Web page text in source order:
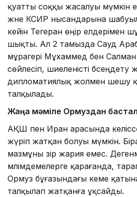
қуатты соққы жасалуы мүмкін
және КСИР нысандарына
кейін Тегеран өңір елдерімен
шықты. Ал 2 тамызда Сауд
мұрагері Мұхаммед бен
сөйлесіп, шиеленісті бәсеңдету
дипломатиялық жолмен шешу
талқылады.
Жаңа мәміле Ормуздан
АҚШ пен Иран арасында
жүріп жатқан болуы мүмкін.
мазмұны әзір жария емес.
мәлімдемелерге қарағанда,
Ормуз бұғазындағы кеме
талқылап жатқанға ұқсайды.